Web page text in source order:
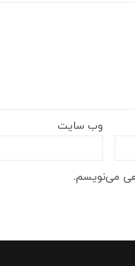
وب‌ سایت
می‌نویسم.